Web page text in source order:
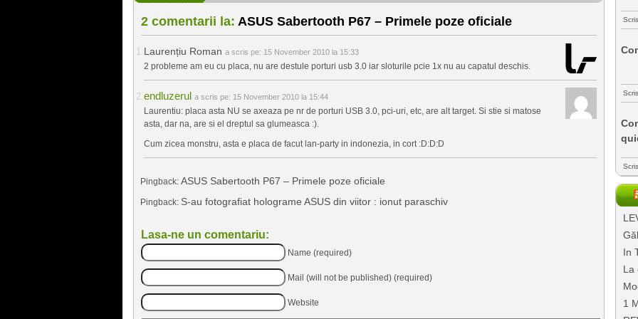
2 comentarii la: ASUS Sabertooth P67 – Primele poze oficiale
Laurențiu Roman a scris pe: 15 November 2010 la 15:33
2 probleme am eu cu placa, nu are destule porturi usb 3.0 iar sloturile pcie 1x nu au capatul deschis.
endluzerul a scris pe: 15 November 2010 la 15:44
Laurentiu: placa asta NU se axeaza pe nr de porturi USB 3.0, pci-uri, etc, are alt target. Si stie si matose
asta, dar na, are si el dreptul sa glumeasca :).
Cum zicea monstru, asta e placa de facut lan-party in indonezia, in cort :D:D:D
Pingback: ASUS Sabertooth P67 – Primele poze oficiale
Pingback: S-au fotografiat holograme ASUS din viitor : ionut paraschiv
Lasa-ne un comentariu:
Name (required)
Mail (will not be published) (required)
Website
In
La
1